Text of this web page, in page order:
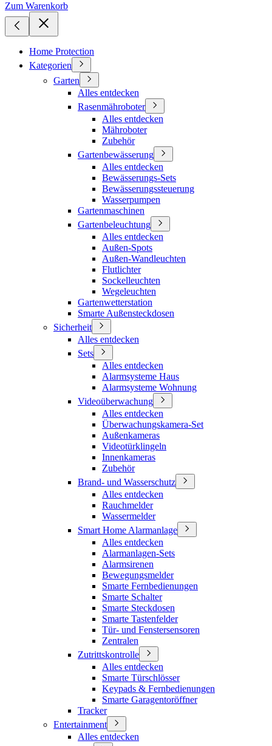
Zum Warenkorb
Home Protection
Kategorien
Garten
Alles entdecken
Rasenmähroboter
Alles entdecken
Mähroboter
Zubehör
Gartenbewässerung
Alles entdecken
Bewässerungs-Sets
Bewässerungssteuerung
Wasserpumpen
Gartenmaschinen
Gartenbeleuchtung
Alles entdecken
Außen-Spots
Außen-Wandleuchten
Flutlichter
Sockelleuchten
Wegeleuchten
Gartenwetterstation
Smarte Außensteckdosen
Sicherheit
Alles entdecken
Sets
Alles entdecken
Alarmsysteme Haus
Alarmsysteme Wohnung
Videoüberwachung
Alles entdecken
Überwachungskamera-Set
Außenkameras
Videotürklingeln
Innenkameras
Zubehör
Brand- und Wasserschutz
Alles entdecken
Rauchmelder
Wassermelder
Smart Home Alarmanlage
Alles entdecken
Alarmanlagen-Sets
Alarmsirenen
Bewegungsmelder
Smarte Fernbedienungen
Smarte Schalter
Smarte Steckdosen
Smarte Tastenfelder
Tür- und Fenstersensoren
Zentralen
Zutrittskontrolle
Alles entdecken
Smarte Türschlösser
Keypads & Fernbedienungen
Smarte Garagentoröffner
Tracker
Entertainment
Alles entdecken